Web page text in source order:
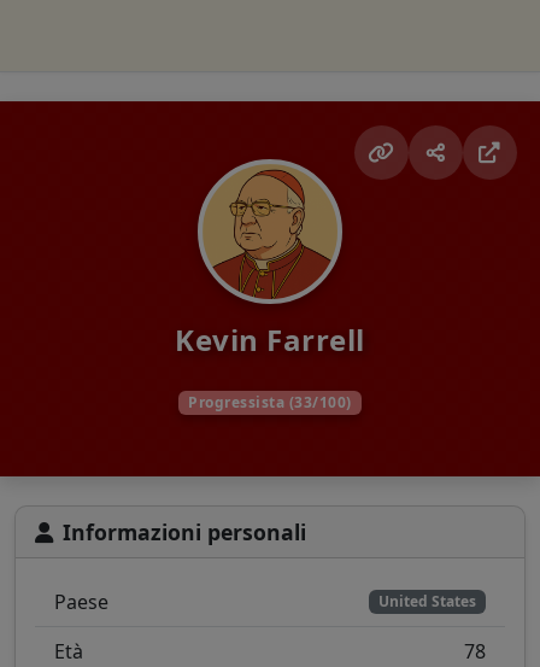
Kevin Farrell
Progressista (33/100)
Informazioni personali
Paese United States
Età
78